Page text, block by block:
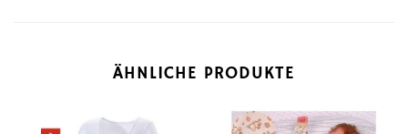
ÄHNLICHE PRODUKTE